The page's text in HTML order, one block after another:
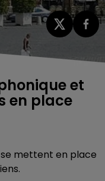
et
en place
mettent en place